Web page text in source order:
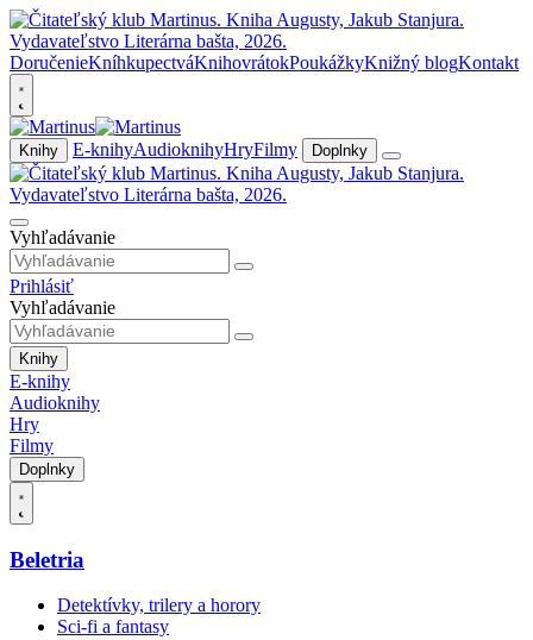
DoručenieKníhkupectváKnihovrátokPoukážkyKnižný blogKontakt
Knihy E-knihyAudioknihyHryFilmy Doplnky
Vyhľadávanie
Prihlásiť
Vyhľadávanie
Knihy
E-knihy
Audioknihy
Hry
Filmy
Doplnky
Beletria
Detektívky, trilery a horory
Sci-fi a fantasy